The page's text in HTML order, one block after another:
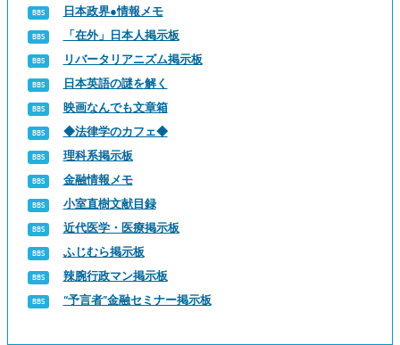
日本政界●情報メモ
「在外」日本人掲示板
リバータリアニズム掲示板
日本英語の謎を解く
映画なんでも文章箱
◆法律学のカフェ◆
理科系掲示板
金融情報メモ
小室直樹文献目録
近代医学・医療掲示板
ふじむら掲示板
辣腕行政マン掲示板
“予言者”金融セミナー掲示板